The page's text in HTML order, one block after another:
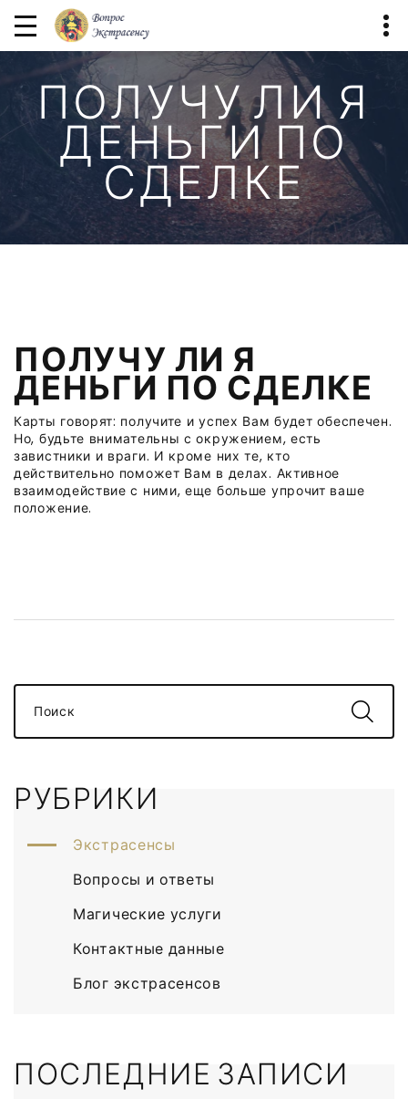
ПОЛУЧУ ЛИ Я
ДЕНЬГИ ПО
СДЕЛКЕ
ПОЛУЧУ ЛИ Я
ДЕНЬГИ ПО СДЕЛКЕ
Карты говорят: получите и успех Вам будет обеспечен.
Но, будьте внимательны с окружением, есть
завистники и враги. И кроме них те, кто
действительно поможет Вам в делах. Активное
взаимодействие с ними, еще больше упрочит ваше
положение.
Поиск
РУБРИКИ
Экстрасенсы
Вопросы и ответы
Магические услуги
Контактные данные
Блог экстрасенсов
ПОСЛЕДНИЕ ЗАПИСИ